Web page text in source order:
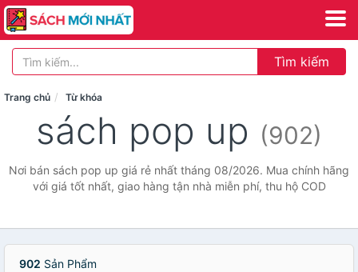
Tìm kiếm
Trang chủ Từ khóa
sách pop up (902)
Nơi bán sách pop up giá rẻ nhất tháng 08/2026. Mua chính hãng
với giá tốt nhất, giao hàng tận nhà miễn phí, thu hộ COD
902 Sản Phẩm